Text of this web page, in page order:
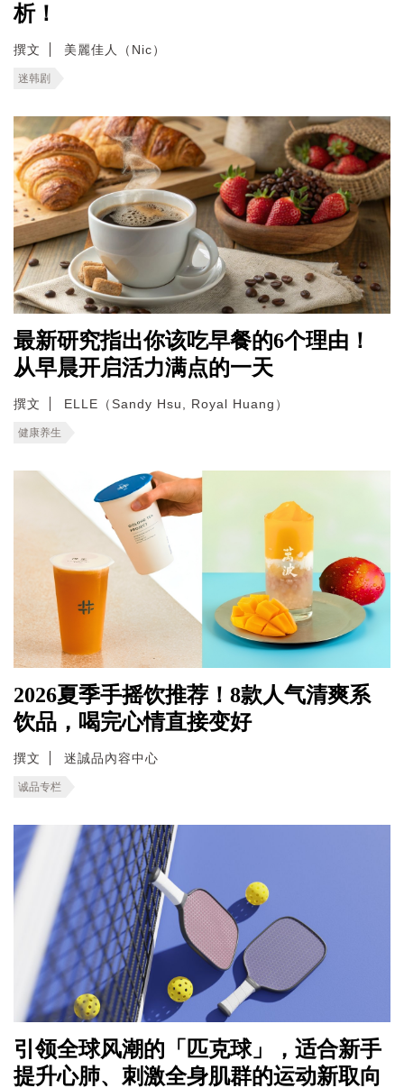
析！
撰文 美麗佳人（Nic）
迷韩剧
最新研究指出你该吃早餐的6个理由！
从早晨开启活力满点的一天
撰文 ELLE（Sandy Hsu, Royal Huang）
健康养生
2026夏季手摇饮推荐！8款人气清爽系
饮品，喝完心情直接变好
撰文 迷誠品內容中心
诚品专栏
引领全球风潮的「匹克球」，适合新手
提升心肺、刺激全身肌群的运动新取向